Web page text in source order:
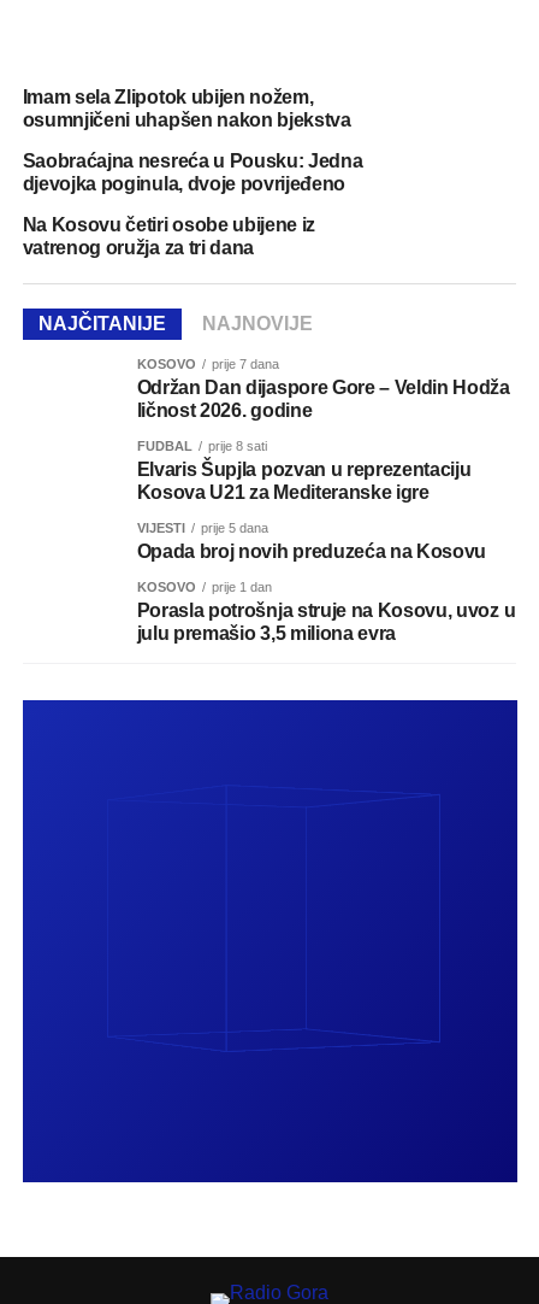
Imam sela Zlipotok ubijen nožem,
osumnjičeni uhapšen nakon bjekstva
Saobraćajna nesreća u Pousku: Jedna
djevojka poginula, dvoje povrijeđeno
Na Kosovu četiri osobe ubijene iz
vatrenog oružja za tri dana
NAJČITANIJE NAJNOVIJE
KOSOVO prije 7 dana
Održan Dan dijaspore Gore – Veldin Hodža
ličnost 2026. godine
FUDBAL prije 8 sati
Elvaris Šupjla pozvan u reprezentaciju
Kosova U21 za Mediteranske igre
VIJESTI prije 5 dana
Opada broj novih preduzeća na Kosovu
KOSOVO prije 1 dan
Porasla potrošnja struje na Kosovu, uvoz u
julu premašio 3,5 miliona evra